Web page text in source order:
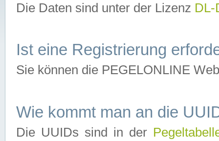
Die Daten sind unter der Lizenz
Ist eine Registrierung
Sie können die PEGELONLINE
Wie kommt man an die
Die UUIDs sind in der